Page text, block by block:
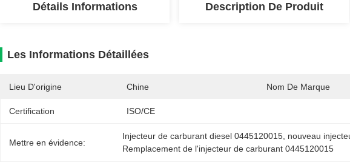
Détails Informations Description De Produit
Les Informations Détaillées
Lieu D'origine Chine Nom De Marque
Certification ISO/CE
Mettre en évidence:
Injecteur de carburant diesel 0445120015 nouveau
Remplacement de l'injecteur de carburant 0445120015